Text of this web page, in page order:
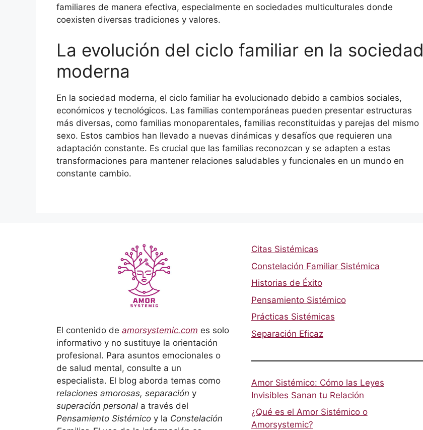
familiares de manera efectiva, especialmente en sociedades multiculturales donde
coexisten diversas tradiciones y valores.
La evolución del ciclo familiar en la sociedad
moderna
En la sociedad moderna, el ciclo familiar ha evolucionado debido a cambios sociales,
económicos y tecnológicos. Las familias contemporáneas pueden presentar estructuras
más diversas, como familias monoparentales, familias reconstituidas y parejas del mismo
sexo. Estos cambios han llevado a nuevas dinámicas y desafíos que requieren una
adaptación constante. Es crucial que las familias reconozcan y se adapten a estas
transformaciones para mantener relaciones saludables y funcionales en un mundo en
constante cambio.
El contenido de amorsystemic.com es solo
informativo y no sustituye la orientación
profesional. Para asuntos emocionales o
de salud mental, consulte a un
especialista. El blog aborda temas como
relaciones amorosas, separación y
superación personal a través del
Pensamiento Sistémico y la Constelación
Citas Sistémicas
Constelación Familiar Sistémica
Historias de Éxito
Pensamiento Sistémico
Prácticas Sistémicas
Separación Eficaz
Amor Sistémico: Cómo las Leyes
Invisibles Sanan tu Relación
¿Qué es el Amor Sistémico o
Amorsystemic?